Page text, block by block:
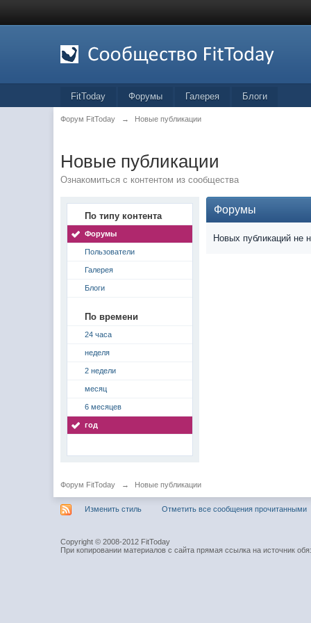
FitToday Форумы Галерея Блоги
Форум FitToday → Новые публикации
Новые публикации
Ознакомиться с контентом из сообщества
По типу контента
Форумы
Пользователи
Галерея
Блоги
По времени
24 часа
неделя
2 недели
месяц
6 месяцев
год
Форумы
Новых публикаций не
Форум FitToday → Новые публикации
Изменить стиль Отметить все сообщения прочитанными
Copyright © 2008-2012 FitToday
При копировании материалов с сайта прямая ссылка на источник